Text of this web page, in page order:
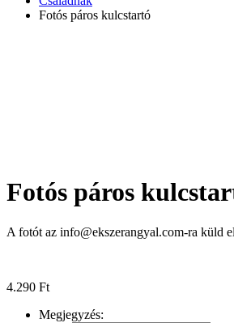
Fotós páros kulcstartó
Fotós páros
A fotót az info@ekszerangyal.com-ra küld
4.290 Ft
Megjegyzés: